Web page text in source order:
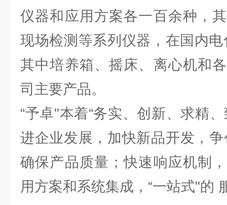
仪器和应用方案各一百余种，
现场检测等系列仪器，在国内
其中培养箱、摇床、离心机和
司主要产品。
“予卓"本着“务实、创新、求精
进企业发展，加快新品开发，
确保产品质量；快速响应机制
用方案和系统集成，“一站式"的